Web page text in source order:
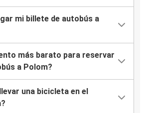
mi billete de autobús a
más barato para reservar
a Polom?
una bicicleta en el